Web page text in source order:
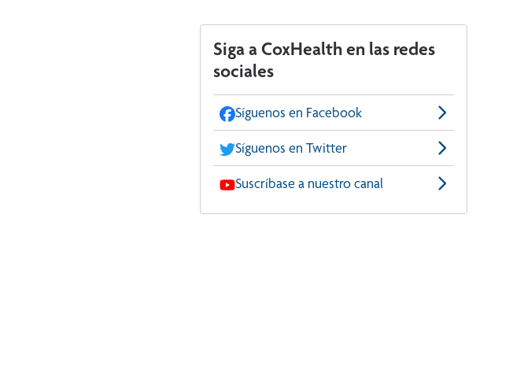
Siga a CoxHealth en las redes
sociales
Síguenos en Facebook
Síguenos en Twitter
Suscríbase a nuestro canal